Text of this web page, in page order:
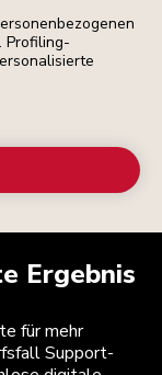
Profiling-
Ergebnis
für mehr
Support-